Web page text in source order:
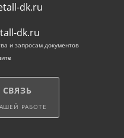
dk.ru
dk.ru
и запросам документов
РАБОТЕ